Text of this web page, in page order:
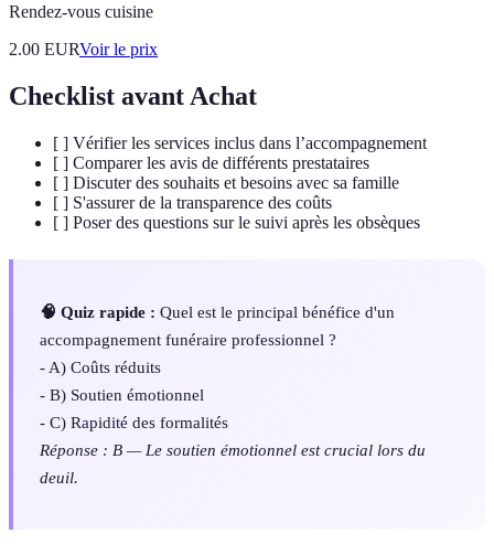
Rendez-vous cuisine
2.00 EURVoir le prix
Checklist avant Achat
[ ] Vérifier les services inclus dans l’accompagnement
[ ] Comparer les avis de différents prestataires
[ ] Discuter des souhaits et besoins avec sa famille
[ ] S'assurer de la transparence des coûts
[ ] Poser des questions sur le suivi après les obsèques
🧠 Quiz rapide : Quel est le principal bénéfice d'un
accompagnement funéraire professionnel ?
- A) Coûts réduits
- B) Soutien émotionnel
- C) Rapidité des formalités
Réponse : B — Le soutien émotionnel est crucial lors du
deuil.